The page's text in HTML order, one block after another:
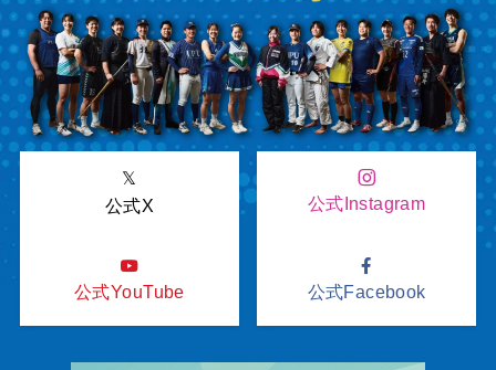
𝕏
公式X
公式Instagram
公式YouTube 公式Facebook